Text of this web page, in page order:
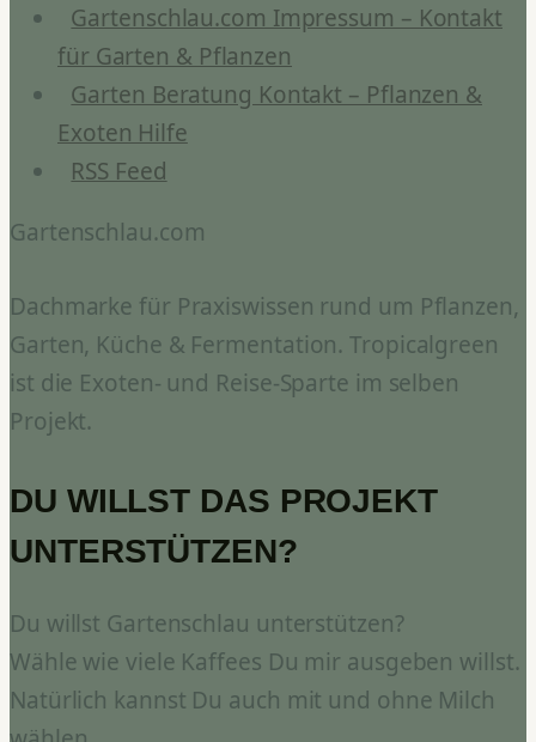
Gartenschlau.com Impressum – Kontakt
für Garten & Pflanzen
Garten Beratung Kontakt – Pflanzen &
Exoten Hilfe
RSS Feed
Gartenschlau.com
Dachmarke für Praxiswissen rund um Pflanzen,
Garten, Küche & Fermentation. Tropicalgreen
ist die Exoten- und Reise-Sparte im selben
Projekt.
DU WILLST DAS PROJEKT
UNTERSTÜTZEN?
Du willst Gartenschlau unterstützen?
Wähle wie viele Kaffees Du mir ausgeben willst.
Natürlich kannst Du auch mit und ohne Milch